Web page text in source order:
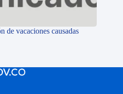
de vacaciones causadas